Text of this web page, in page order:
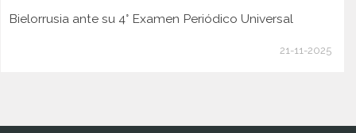
Bielorrusia ante su 4° Examen Periódico Universal
21-11-2025